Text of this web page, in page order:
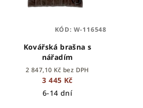
Kovářská brašna s
nářadím
2 847,10 Kč bez DPH
3 445 Kč
6-14 dní
KÓD: W-116548